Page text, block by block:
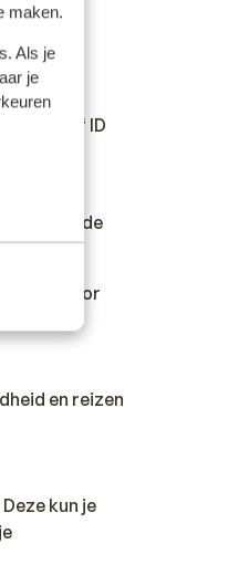
maken.
Als je
je
of ID
wilt en de
hiervoor
en reizen
kun je